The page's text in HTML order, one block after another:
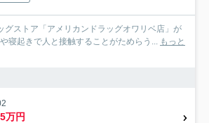
グストア「アメリカンドラッグオワリベ店」が
寝起きで人と接触することがためらう...
もっと
万円